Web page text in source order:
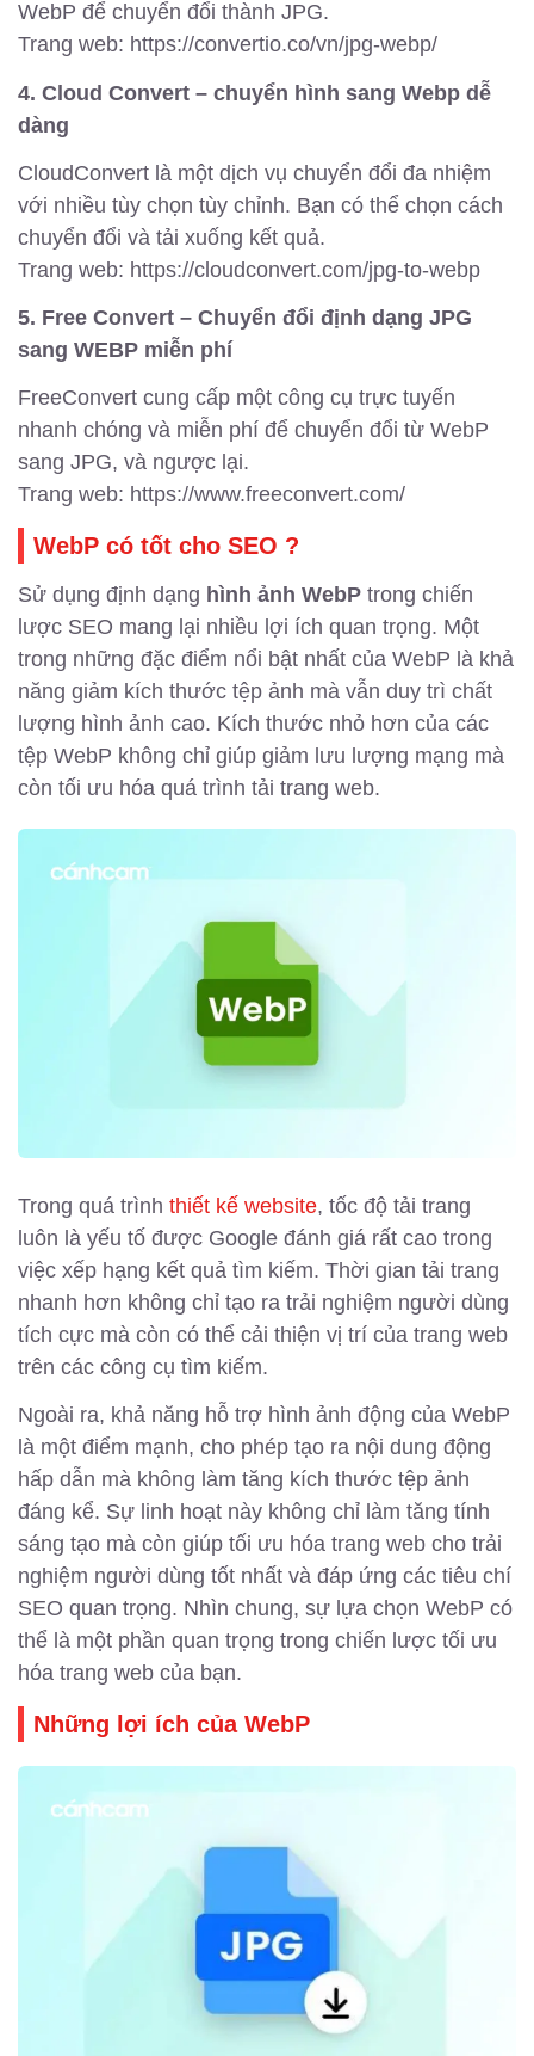
WebP để chuyển đổi thành JPG.
Trang web: https://convertio.co/vn/jpg-webp/
4. Cloud Convert – chuyển hình sang Webp dễ
dàng
CloudConvert là một dịch vụ chuyển đổi đa nhiệm
với nhiều tùy chọn tùy chỉnh. Bạn có thể chọn cách
chuyển đổi và tải xuống kết quả.
Trang web: https://cloudconvert.com/jpg-to-webp
5. Free Convert – Chuyển đổi định dạng JPG
sang WEBP miễn phí
FreeConvert cung cấp một công cụ trực tuyến
nhanh chóng và miễn phí để chuyển đổi từ WebP
sang JPG, và ngược lại.
Trang web: https://www.freeconvert.com/
WebP có tốt cho SEO ?
Sử dụng định dạng hình ảnh WebP trong chiến
lược SEO mang lại nhiều lợi ích quan trọng. Một
trong những đặc điểm nổi bật nhất của WebP là khả
năng giảm kích thước tệp ảnh mà vẫn duy trì chất
lượng hình ảnh cao. Kích thước nhỏ hơn của các
tệp WebP không chỉ giúp giảm lưu lượng mạng mà
còn tối ưu hóa quá trình tải trang web.
Trong quá trình thiết kế website, tốc độ tải trang
luôn là yếu tố được Google đánh giá rất cao trong
việc xếp hạng kết quả tìm kiếm. Thời gian tải trang
nhanh hơn không chỉ tạo ra trải nghiệm người dùng
tích cực mà còn có thể cải thiện vị trí của trang web
trên các công cụ tìm kiếm.
Ngoài ra, khả năng hỗ trợ hình ảnh động của WebP
là một điểm mạnh, cho phép tạo ra nội dung động
hấp dẫn mà không làm tăng kích thước tệp ảnh
đáng kể. Sự linh hoạt này không chỉ làm tăng tính
sáng tạo mà còn giúp tối ưu hóa trang web cho trải
nghiệm người dùng tốt nhất và đáp ứng các tiêu chí
SEO quan trọng. Nhìn chung, sự lựa chọn WebP có
thể là một phần quan trọng trong chiến lược tối ưu
hóa trang web của bạn.
Những lợi ích của WebP